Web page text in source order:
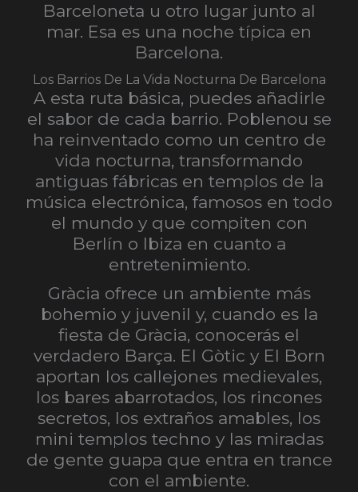
Barceloneta u otro lugar junto al
mar. Esa es una noche típica en
Barcelona.
Los Barrios De La Vida Nocturna De Barcelona
A esta ruta básica, puedes añadirle
el sabor de cada barrio. Poblenou se
ha reinventado como un centro de
vida nocturna, transformando
antiguas fábricas en templos de la
música electrónica, famosos en todo
el mundo y que compiten con
Berlín o Ibiza en cuanto a
entretenimiento.
Gràcia ofrece un ambiente más
bohemio y juvenil y, cuando es la
fiesta de Gràcia, conocerás el
verdadero Barça. El Gòtic y El Born
aportan los callejones medievales,
los bares abarrotados, los rincones
secretos, los extraños amables, los
mini templos techno y las miradas
de gente guapa que entra en trance
con el ambiente.